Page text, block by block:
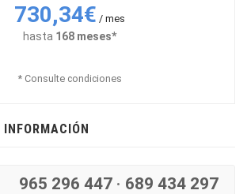
730,34€ / mes
hasta 168 meses*
* Consulte condiciones
965 296 447 · 689 434 297